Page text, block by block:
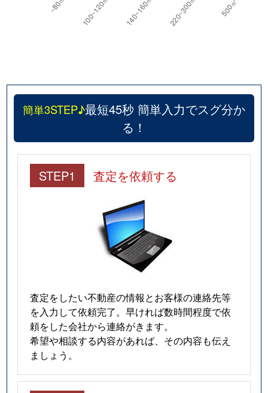
簡単3STEP♪最短45秒 簡単入力でスグ分か
る！
STEP1 査定を依頼する
査定をしたい不動産の情報とお客様の連絡先等
を入力して依頼完了。早ければ数時間程度で依
頼をした会社から連絡がきます。
希望や相談する内容があれば、その内容も伝え
ましょう。